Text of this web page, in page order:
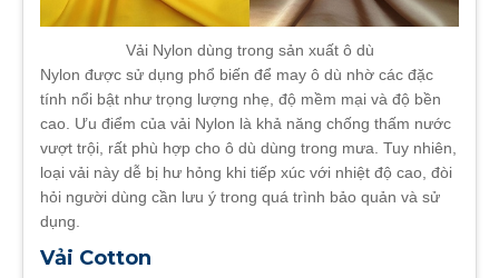
Vải Nylon dùng trong sản xuất ô dù
Nylon được sử dụng phổ biến để may ô dù nhờ các đặc
tính nổi bật như trọng lượng nhẹ, độ mềm mại và độ bền
cao. Ưu điểm của vải Nylon là khả năng chống thấm nước
vượt trội, rất phù hợp cho ô dù dùng trong mưa. Tuy nhiên,
loại vải này dễ bị hư hỏng khi tiếp xúc với nhiệt độ cao, đòi
hỏi người dùng cần lưu ý trong quá trình bảo quản và sử
dụng.
Vải Cotton